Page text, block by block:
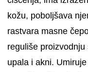
kožu, poboljšava
rastvara masne
reguliše
upala i akni.